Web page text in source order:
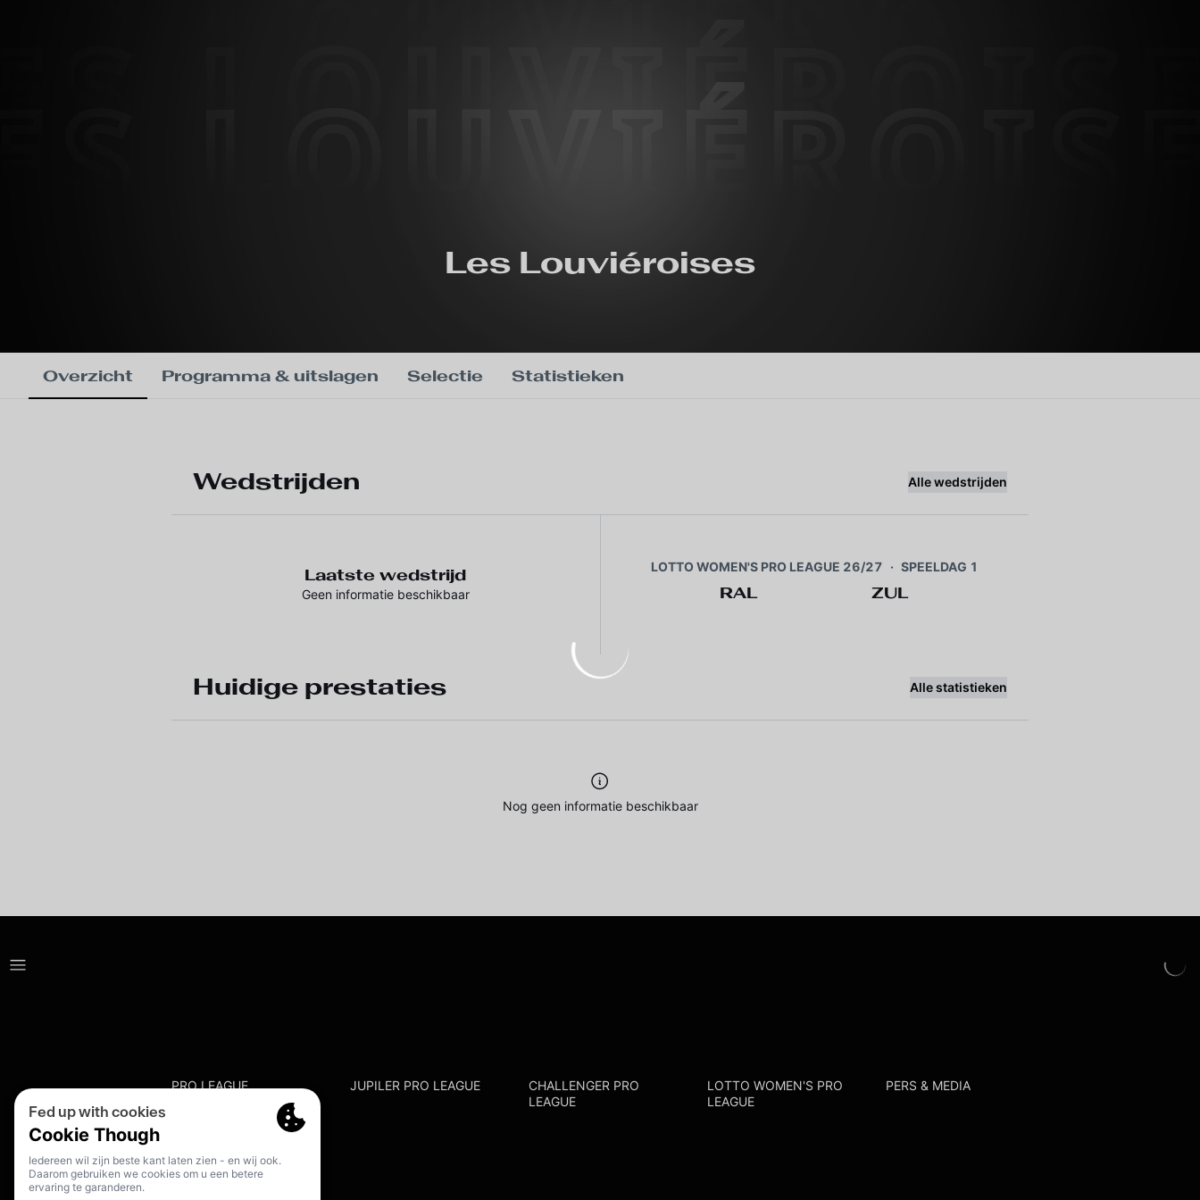
Les Louviéroises
Overzicht Programma & uitslagen Selectie Statistieken
Wedstrijden Alle wedstrijden
Laatste wedstrijd
Geen informatie beschikbaar
LOTTO WOMEN'S PRO LEAGUE 26/27 · SPEELDAG 1
RAL ZUL
Huidige prestaties Alle statistieken
Nog geen informatie beschikbaar
PRO LEAGUE JUPILER PRO LEAGUE
CHALLENGER PRO
LEAGUE
LOTTO WOMEN'S PRO
LEAGUE
PERS & MEDIA